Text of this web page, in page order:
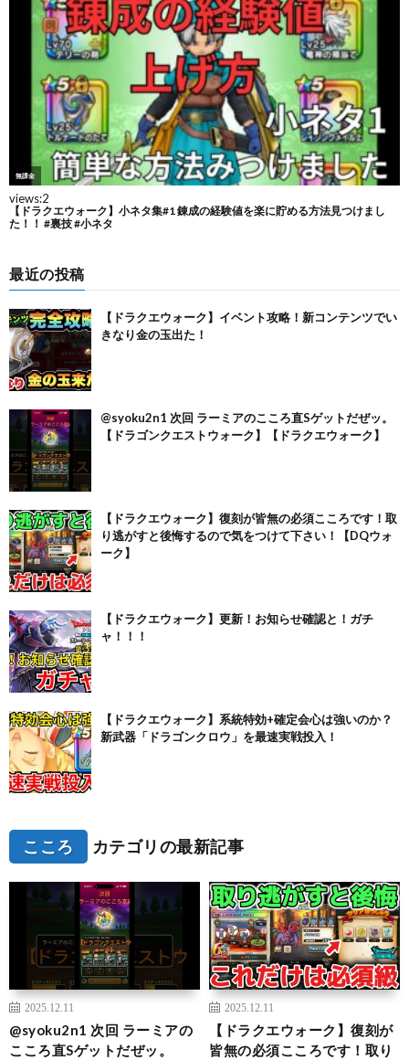
最近の投稿
【ドラクエウォーク】イベント攻略！新コンテンツでい
きなり金の玉出た！
@syoku2n1 次回 ラーミアのこころ直Sゲットだぜッ。
【ドラゴンクエストウォーク】【ドラクエウォーク】
【ドラクエウォーク】復刻が皆無の必須こころです！取
り逃がすと後悔するので気をつけて下さい！【DQウォ
ーク】
【ドラクエウォーク】更新！お知らせ確認と！ガチ
ャ！！！
【ドラクエウォーク】系統特効+確定会心は強いのか？
新武器「ドラゴンクロウ」を最速実戦投入！
こころ カテゴリの最新記事
2025.12.11
@syoku2n1 次回 ラーミアの
こころ直Sゲットだぜッ。
2025.12.11
【ドラクエウォーク】復刻が
皆無の必須こころです！取り